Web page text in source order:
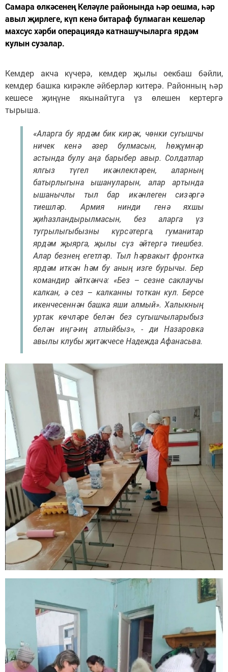
Самара өлкәсенең Келәүле районында һәр оешма, һәр
авыл җирлеге, күп кенә битараф булмаган кешеләр
махсус хәрби операциядә катнашучыларга ярдәм
кулын сузалар.
Кемдер акча күчерә, кемдер җылы оекбаш бәйли,
кемдер башка кирәкле әйберләр китерә. Районның һәр
кешесе җиңүне якынайтуга үз өлешен кертергә
тырыша.
«Аларга бу ярдәм бик кирәк, чөнки сугышчы
ничек кенә әзер булмасын, һөҗүмнәр
астында булу аңа барыбер авыр. Солдатлар
ялгыз түгел икәнлекләрен, аларның
батырлыгына ышануларын, алар артында
ышанычлы тыл бар икәнлеген сизәргә
тиешләр. Армия нинди генә яхшы
җиһазландырылмасын, без аларга үз
тугрылыгыбызны күрсәтергә, гуманитар
ярдәм җыярга, җылы сүз әйтергә тиешбез.
Алар безнең егетләр. Тыл һәрвакыт фронтка
ярдәм иткән һәм бу аның изге бурычы. Бер
командир әйткәнчә: «Без – сезне саклаучы
калкан, ә сез – калканны тоткан кул. Берсе
икенчесеннән башка яши алмый». Халыкның
уртак көчләре белән без сугышчыларыбыз
белән иңгә-иң атлыйбыз», - ди Назаровка
авылы клубы җитәкчесе Надежда Афанасьва.